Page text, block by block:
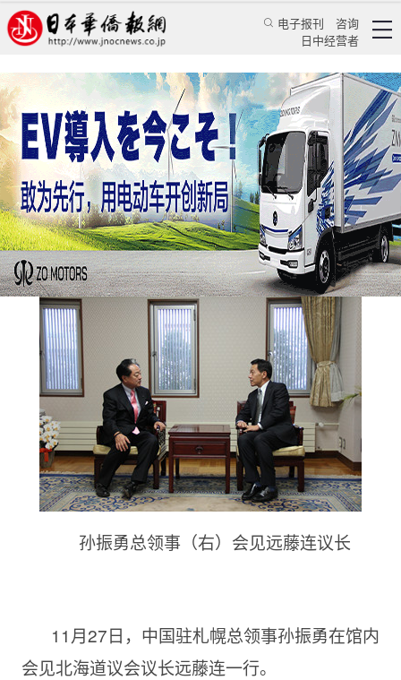
电子报刊
咨询
日中经营者
孙振勇总领事会见北海道议长远藤连
华人新闻 使领馆新闻
中国驻长崎总领事馆 2016/11/29 21:04:56
孙振勇总领事（右）会见远藤连议长
11月27日，中国驻札幌总领事孙振勇在馆内
会见北海道议会议长远藤连一行。